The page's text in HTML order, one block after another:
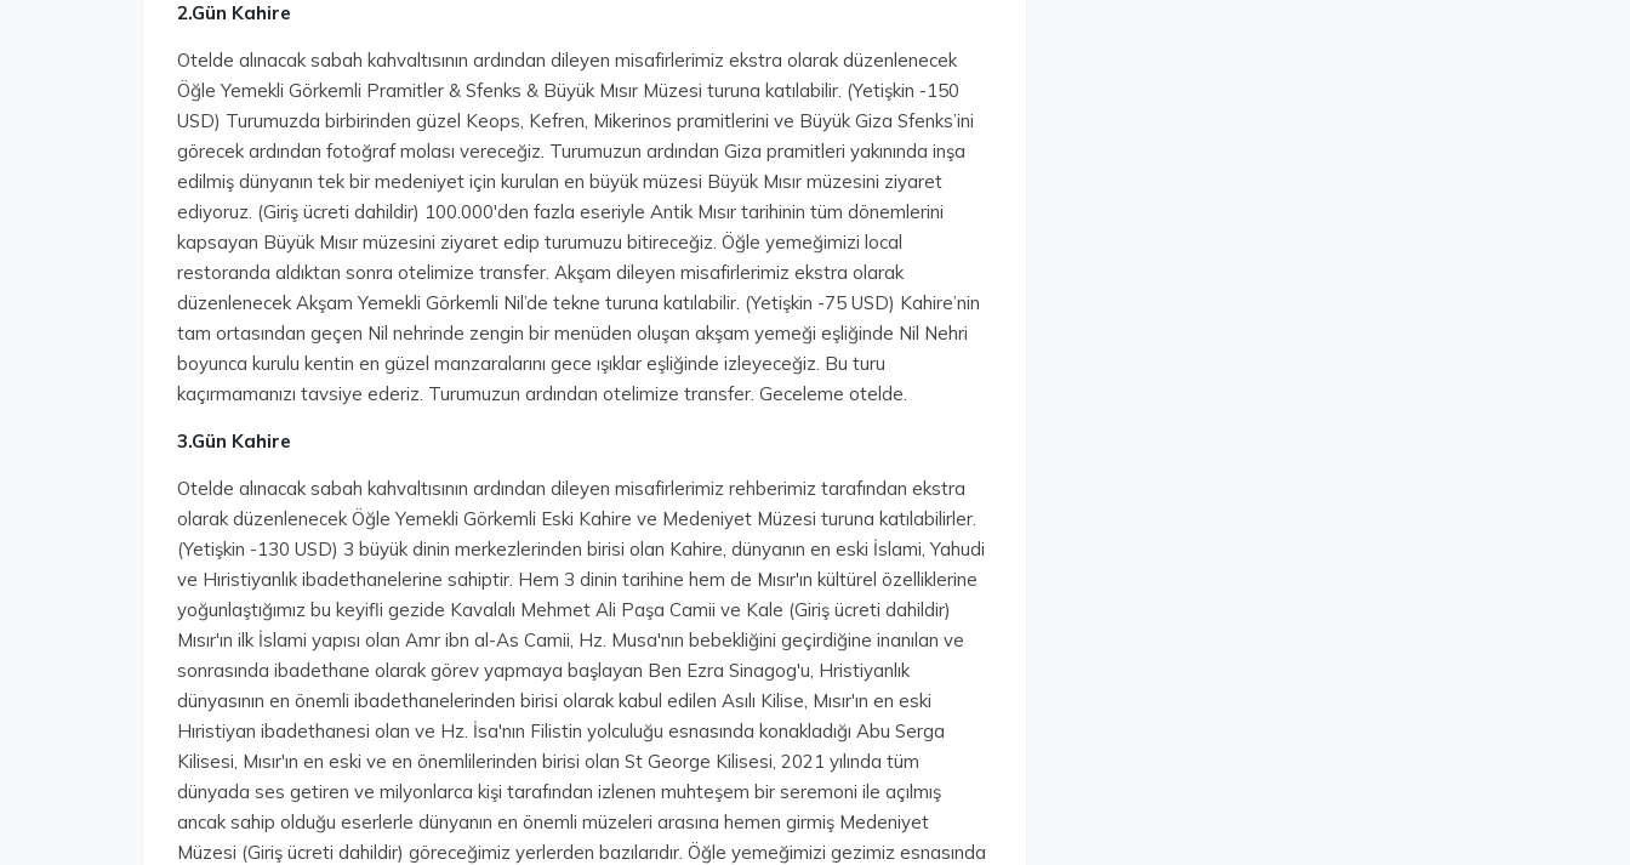
2.Gün Kahire
Otelde alınacak sabah kahvaltısının ardından dileyen misafirlerimiz ekstra olarak düzenlenecek
Öğle Yemekli Görkemli Pramitler & Sfenks & Büyük Mısır Müzesi turuna katılabilir. (Yetişkin -150
USD) Turumuzda birbirinden güzel Keops, Kefren, Mikerinos pramitlerini ve Büyük Giza Sfenks’ini
görecek ardından fotoğraf molası vereceğiz. Turumuzun ardından Giza pramitleri yakınında inşa
edilmiş dünyanın tek bir medeniyet için kurulan en büyük müzesi Büyük Mısır müzesini ziyaret
ediyoruz. (Giriş ücreti dahildir) 100.000'den fazla eseriyle Antik Mısır tarihinin tüm dönemlerini
kapsayan Büyük Mısır müzesini ziyaret edip turumuzu bitireceğiz. Öğle yemeğimizi local
restoranda aldıktan sonra otelimize transfer. Akşam dileyen misafirlerimiz ekstra olarak
düzenlenecek Akşam Yemekli Görkemli Nil’de tekne turuna katılabilir. (Yetişkin -75 USD) Kahire’nin
tam ortasından geçen Nil nehrinde zengin bir menüden oluşan akşam yemeği eşliğinde Nil Nehri
boyunca kurulu kentin en güzel manzaralarını gece ışıklar eşliğinde izleyeceğiz. Bu turu
kaçırmamanızı tavsiye ederiz. Turumuzun ardından otelimize transfer. Geceleme otelde.
3.Gün Kahire
Otelde alınacak sabah kahvaltısının ardından dileyen misafirlerimiz rehberimiz tarafından ekstra
olarak düzenlenecek Öğle Yemekli Görkemli Eski Kahire ve Medeniyet Müzesi turuna katılabilirler.
(Yetişkin -130 USD) 3 büyük dinin merkezlerinden birisi olan Kahire, dünyanın en eski İslami, Yahudi
ve Hıristiyanlık ibadethanelerine sahiptir. Hem 3 dinin tarihine hem de Mısır'ın kültürel özelliklerine
yoğunlaştığımız bu keyifli gezide Kavalalı Mehmet Ali Paşa Camii ve Kale (Giriş ücreti dahildir)
Mısır'ın ilk İslami yapısı olan Amr ibn al-As Camii, Hz. Musa'nın bebekliğini geçirdiğine inanılan ve
sonrasında ibadethane olarak görev yapmaya başlayan Ben Ezra Sinagog'u, Hristiyanlık
dünyasının en önemli ibadethanelerinden birisi olarak kabul edilen Asılı Kilise, Mısır'ın en eski
Hıristiyan ibadethanesi olan ve Hz. İsa'nın Filistin yolculuğu esnasında konakladığı Abu Serga
Kilisesi, Mısır'ın en eski ve en önemlilerinden birisi olan St George Kilisesi, 2021 yılında tüm
dünyada ses getiren ve milyonlarca kişi tarafından izlenen muhteşem bir seremoni ile açılmış
ancak sahip olduğu eserlerle dünyanın en önemli müzeleri arasına hemen girmiş Medeniyet
Müzesi (Giriş ücreti dahildir) göreceğimiz yerlerden bazılarıdır. Öğle yemeğimizi gezimiz esnasında